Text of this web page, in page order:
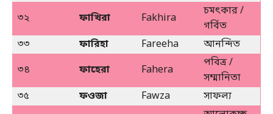
৩২
ফাখিরা Fakhira
চমৎকার /
গর্বিত
৩৩
ফারিহা Fareeha
আনন্দিত
৩৪
ফাহেরা Fahera
পবিত্র /
সম্মানিতা
৩৫
ফওজা Fawza
সাফল্য